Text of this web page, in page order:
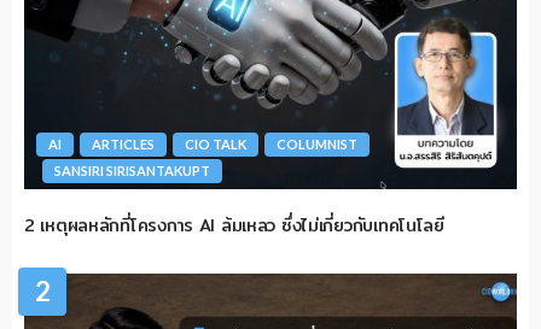
AI ARTICLES CIO TALK
COLUMNIST
SANSIRI SIRISANTAKUPT
2 เหตุผลหลักที่โครงการ AI ล้มเหลว ซึ่งไม่เกี่ยวกับเทคโนโลยี
2